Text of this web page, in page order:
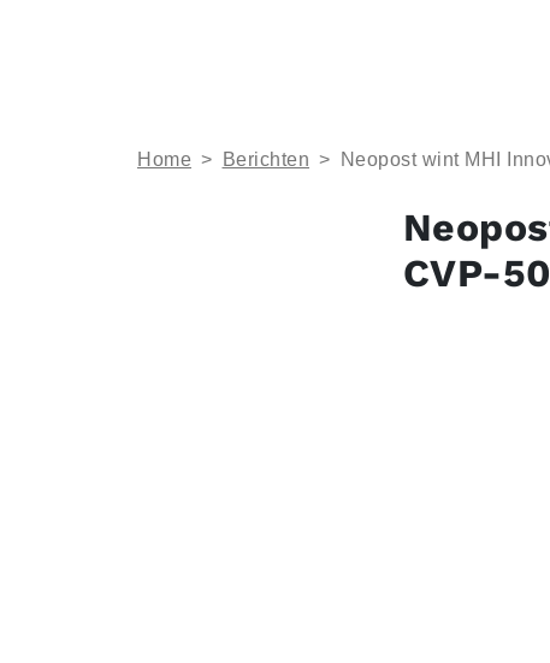
Home > Berichten > Neopost wint MHI
CVP-